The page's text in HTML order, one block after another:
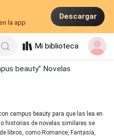
la app
Descargar
Mi biblioteca
beauty" Novelas
campus beauty para que las lea en
o historias de novelas similares se
libros, como Romance, Fantasía,